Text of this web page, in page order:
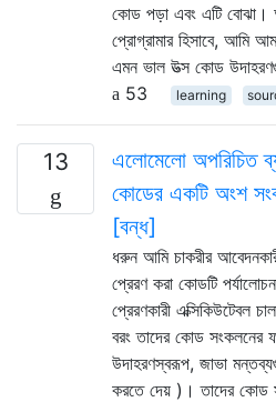
কোড পড়া এবং এটি বোঝা।
প্রোগ্রামার হিসাবে, আমি
এমন ভাল উত্স কোড
53
learning
13
এলোমেলো অপরিচিত
কোডের একটি অংশ
[বন্ধ]
ধরুন আমি চাকরীর
প্রেরণ করা কোডটি
প্রেরণকারী এক্সিকিউটেবল
বরং তাদের কোড সংকলনের
উদাহরণস্বরূপ, জাভা
করতে দেয় )। তাদের কোড